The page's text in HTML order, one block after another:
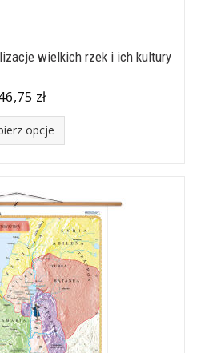
wielkich rzek i ich kultury
zł
opcje